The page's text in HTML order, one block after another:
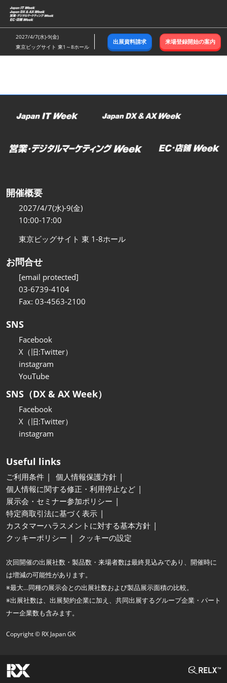
ス
キ
ッ
し
む
2027/4/7(水)-9(金)
東京ビッグサイト 東1～8ホール
出展資料請求 来場登録開始の案内
開催概要
2027/4/7(水)-9(金)
10:00-17:00
東京ビッグサイト 東 1-8ホール
お問合せ
[email protected]
03-6739-4104
Fax: 03-4563-2100
SNS
Facebook
X（旧:Twitter）
instagram
YouTube
SNS（DX & AX Week）
Facebook
X（旧:Twitter）
instagram
Useful links
ご利用条件
個人情報保護方針
個人情報に関する修正・利用停止など
展示会・セミナー参加ポリシー
特定商取引法に基づく表示
カスタマーハラスメントに対する基本方針
クッキーポリシー
クッキーの設定
次回開催の出展社数・製品数・来場者数は最終見込みであり、開催時に
は増減の可能性があります。
※最大…同種の展示会との出展社数および製品展示面積の比較。
※出展社数は、出展契約企業に加え、共同出展するグループ企業・パート
ナー企業数も含みます。
Copyright © RX Japan GK